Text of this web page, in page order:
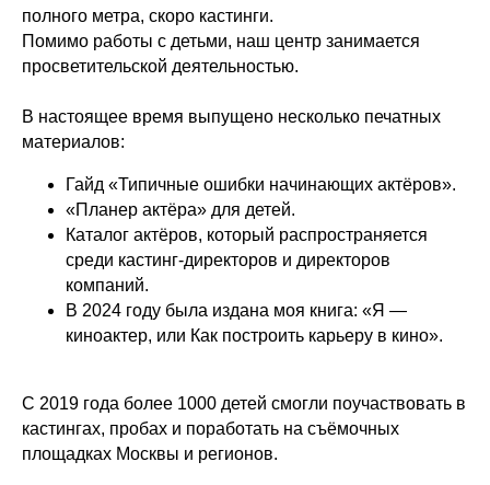
полного метра, скоро кастинги.
Помимо работы с детьми, наш центр занимается
просветительской деятельностью.
В настоящее время выпущено несколько печатных
материалов:
Гайд «Типичные ошибки начинающих актёров».
«Планер актёра» для детей.
Каталог актёров, который распространяется
среди кастинг-директоров и директоров
компаний.
В 2024 году была издана моя книга: «Я —
киноактер, или Как построить карьеру в кино».
С 2019 года более 1000 детей смогли поучаствовать в
кастингах, пробах и поработать на съёмочных
площадках Москвы и регионов.